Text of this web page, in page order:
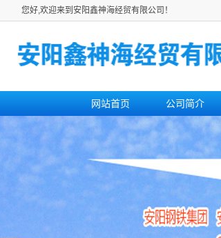
您好,欢迎来到安阳鑫神海经贸有限公司！
网站首页 公司简介